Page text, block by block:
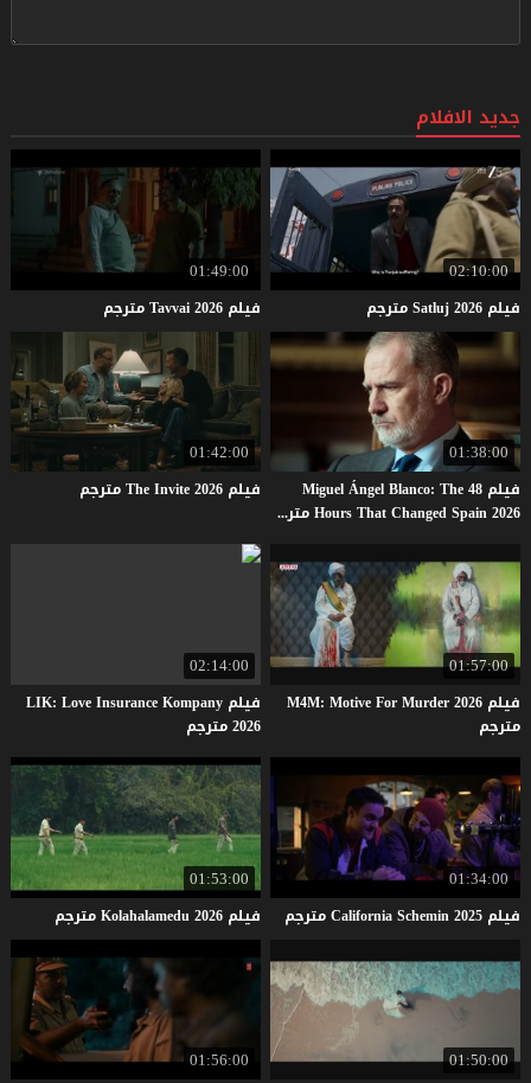
جديد الافلام
02:10:00
فيلم Satluj2026 مترجم
01:49:00
فيلم Tavvai2026 مترجم
01:38:00
فيلم Miguel Ángel Blanco: The 48
Hours That Changed Spain 2026 مترجم
01:42:00
فيلم TheInvite2026 مترجم
01:57:00
فيلم M4M: Motive For Murder 2026
مترجم
02:14:00
فيلم LIK: Love Insurance Kompany
2026 مترجم
01:34:00
فيلم CaliforniaSchemin2025 مترجم
01:53:00
فيلم Kolahalamedu2026 مترجم
01:50:00
01:56:00